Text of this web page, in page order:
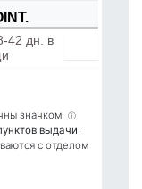
42 дн. в
значком ⓘ
выдачи.
с отделом